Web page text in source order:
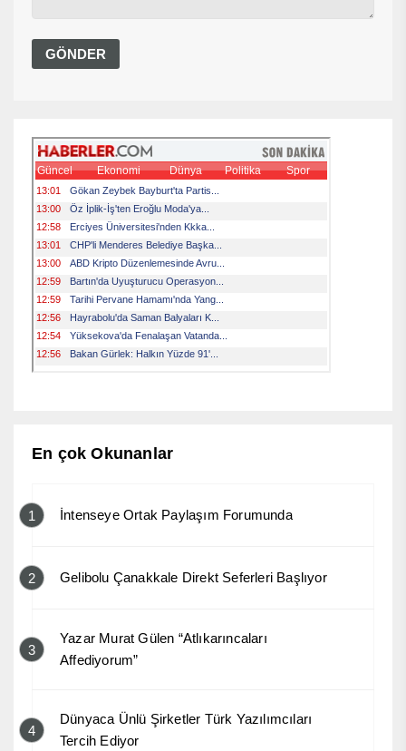
En çok Okunanlar
1 İntenseye Ortak Paylaşım Forumunda
2 Gelibolu Çanakkale Direkt Seferleri Başlıyor
3
Yazar Murat Gülen “Atlıkarıncaları
Affediyorum”
4
Dünyaca Ünlü Şirketler Türk Yazılımcıları
Tercih Ediyor